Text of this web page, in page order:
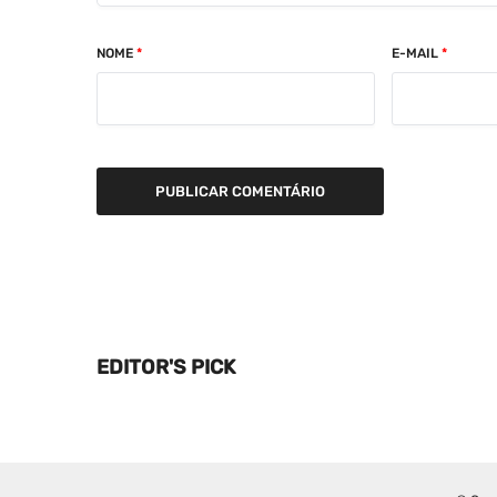
NOME * E-MAIL*
EDITOR'S PICK